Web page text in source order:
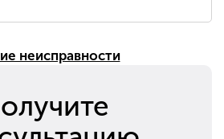
неисправности